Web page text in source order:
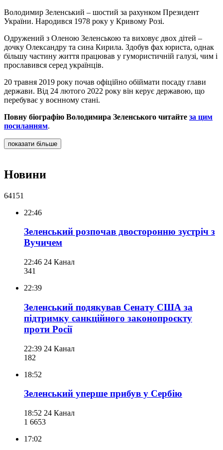
Володимир Зеленський – шостий за рахунком Президент
України. Народився 1978 року у Кривому Розі.
Одружений з Оленою Зеленською та виховує двох дітей –
дочку Олександру та сина Кирила. Здобув фах юриста, однак
більшу частину життя працював у гумористичній галузі, чим і
прославився серед українців.
20 травня 2019 року почав офіційно обіймати посаду глави
держави. Від 24 лютого 2022 року він керує державою, що
перебуває у воєнному стані.
Повну біографію Володимира Зеленського читайте за цим
посиланням.
показати більше
Новини
64151
22:46
Зеленський розпочав двосторонню зустріч з
Вучичем
22:46 24 Канал
341
22:39
Зеленський подякував Сенату США за
підтримку санкційного законопроєкту
проти Росії
22:39 24 Канал
182
18:52
Зеленський уперше прибув у Сербію
18:52 24 Канал
1 6653
17:02